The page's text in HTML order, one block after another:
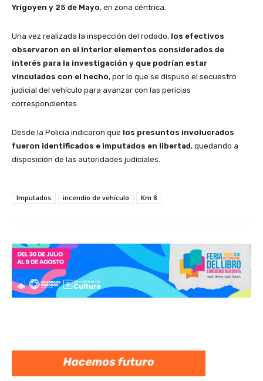
Yrigoyen y 25 de Mayo, en zona céntrica.
Una vez realizada la inspección del rodado, los efectivos
observaron en el interior elementos considerados de
interés para la investigación y que podrían estar
vinculados con el hecho, por lo que se dispuso el secuestro
judicial del vehículo para avanzar con las pericias
correspondientes.
Desde la Policía indicaron que los presuntos involucrados
fueron identificados e imputados en libertad, quedando a
disposición de las autoridades judiciales.
Imputados incendio de vehículo Km 8